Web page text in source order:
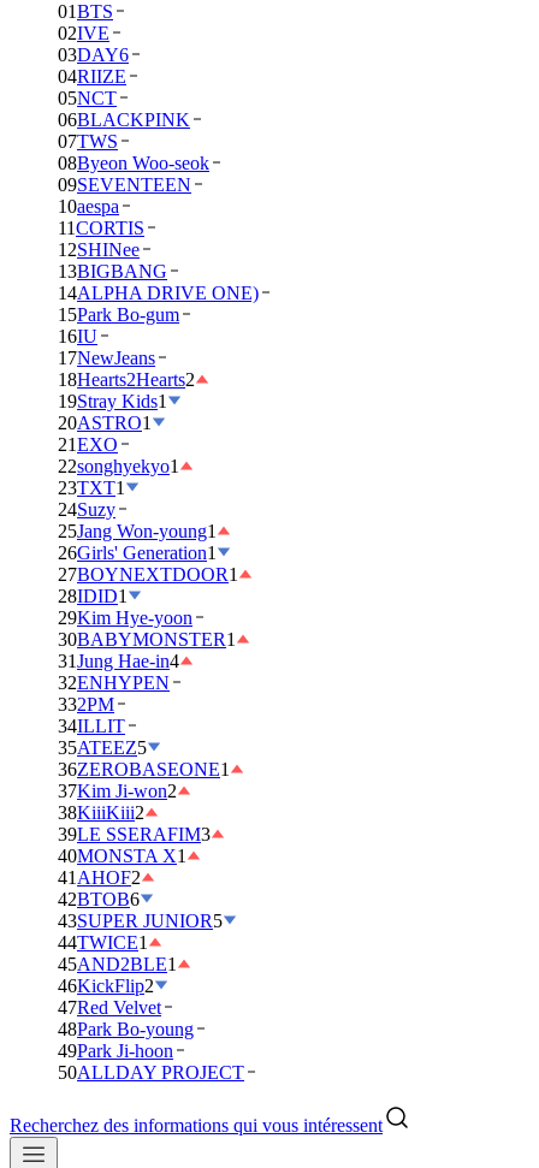
01BTS
02IVE
03DAY6
04RIIZE
05NCT
06BLACKPINK
07TWS
08Byeon Woo-seok
09SEVENTEEN
10aespa
11CORTIS
12SHINee
13BIGBANG
14ALPHA DRIVE ONE)
15Park Bo-gum
16IU
17NewJeans
18Hearts2Hearts2
19Stray Kids1
20ASTRO1
21EXO
22songhyekyo1
23TXT1
24Suzy
25Jang Won-young1
26Girls' Generation1
27BOYNEXTDOOR1
28IDID1
29Kim Hye-yoon
30BABYMONSTER1
31Jung Hae-in4
32ENHYPEN
332PM
34ILLIT
35ATEEZ5
36ZEROBASEONE1
37Kim Ji-won2
38KiiiKiii2
39LE SSERAFIM3
40MONSTA X1
41 AHOF2
42BTOB6
43SUPER JUNIOR5
44TWICE1
45AND2BLE1
46KickFlip2
47Red Velvet
48Park Bo-young
49Park Ji-hoon
50ALLDAY PROJECT
Recherchez des informations qui vous intéressent